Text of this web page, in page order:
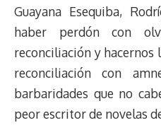
Guayana Esequiba,
haber perdón con
reconciliación y hacernos
reconciliación con
barbaridades que no
peor escritor de novelas